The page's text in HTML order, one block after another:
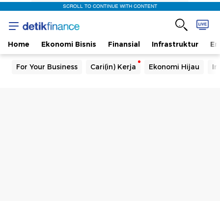
SCROLL TO CONTINUE WITH CONTENT
Home Ekonomi Bisnis Finansial Infrastruktur
For Your Business Cari(in) Kerja Ekonomi Hijau